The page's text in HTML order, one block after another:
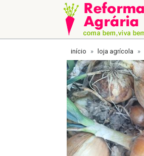
início loja agrícola